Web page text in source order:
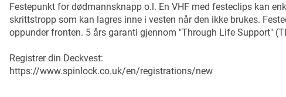
Festepunkt for dødmannsknapp o.l. En VHF med festeclips kan
skrittstropp som kan lagres inne i vesten når den ikke brukes.
oppunder fronten. 5 års garanti gjennom "Through Life Support"
Registrer din Deckvest:
https://www.spinlock.co.uk/en/registrations/new